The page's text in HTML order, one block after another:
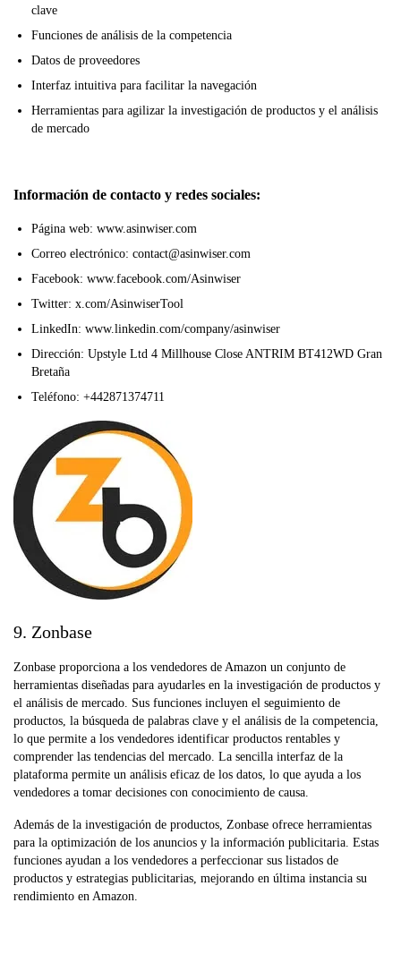
clave
Funciones de análisis de la competencia
Datos de proveedores
Interfaz intuitiva para facilitar la navegación
Herramientas para agilizar la investigación de productos y el análisis
de mercado
Información de contacto y redes sociales:
Página web: www.asinwiser.com
Correo electrónico: contact@asinwiser.com
Facebook: www.facebook.com/Asinwiser
Twitter: x.com/AsinwiserTool
LinkedIn: www.linkedin.com/company/asinwiser
Dirección: Upstyle Ltd 4 Millhouse Close ANTRIM BT412WD Gran
Bretaña
Teléfono: +442871374711
9. Zonbase
Zonbase proporciona a los vendedores de Amazon un conjunto de
herramientas diseñadas para ayudarles en la investigación de productos y
el análisis de mercado. Sus funciones incluyen el seguimiento de
productos, la búsqueda de palabras clave y el análisis de la competencia,
lo que permite a los vendedores identificar productos rentables y
comprender las tendencias del mercado. La sencilla interfaz de la
plataforma permite un análisis eficaz de los datos, lo que ayuda a los
vendedores a tomar decisiones con conocimiento de causa.
Además de la investigación de productos, Zonbase ofrece herramientas
para la optimización de los anuncios y la información publicitaria. Estas
funciones ayudan a los vendedores a perfeccionar sus listados de
productos y estrategias publicitarias, mejorando en última instancia su
rendimiento en Amazon.